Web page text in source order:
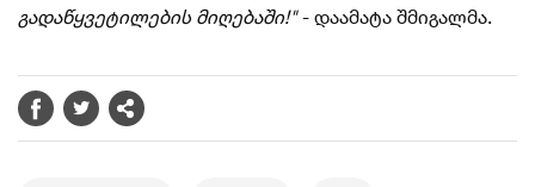
გადაწყვეტილების მიღებაში!"- დაამატა შმიგალმა.